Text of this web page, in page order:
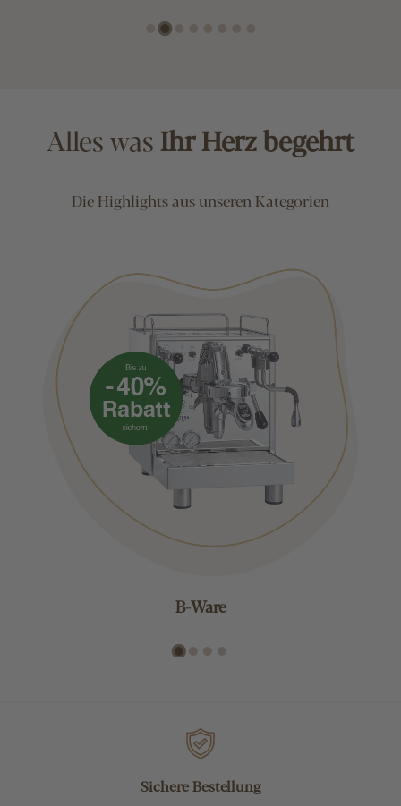
Alles wasIhr Herz begehrt
Die Highlights aus unseren Kategorien
B-Ware
Sichere Bestellung